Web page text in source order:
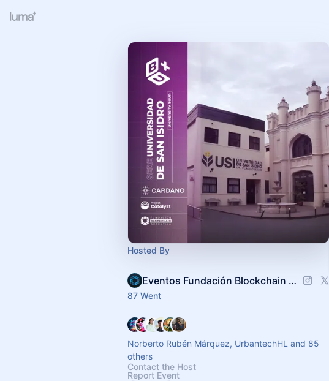
Hosted By
Eventos Fundación Blockchain Argentina
87 Went
Norberto Rubén Márquez, UrbantechHL and 85
others
Contact the Host
Report Event